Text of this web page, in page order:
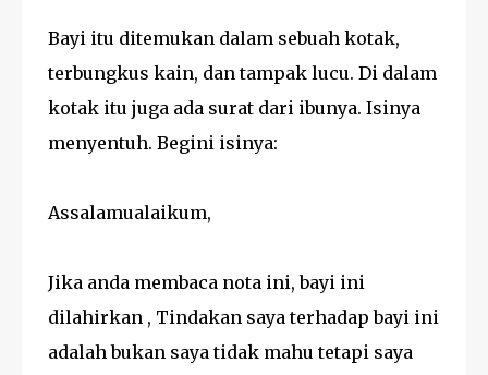
Bayi itu ditemukan dalam sebuah kotak,
terbungkus kain, dan tampak lucu. Di dalam
kotak itu juga ada surat dari ibunya. Isinya
menyentuh. Begini isinya:
Assalamualaikum,
Jika anda membaca nota ini, bayi ini
dilahirkan , Tindakan saya terhadap bayi ini
adalah bukan saya tidak mahu tetapi saya